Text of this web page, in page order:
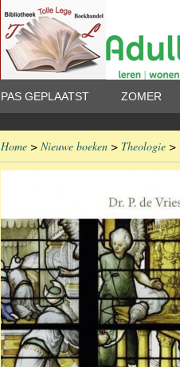
PAS GEPLAATST ZOMER
Home > Nieuwe boeken > Theologie >